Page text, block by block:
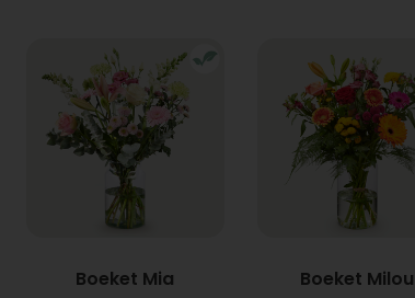
Boeket Mia Boeket Milou